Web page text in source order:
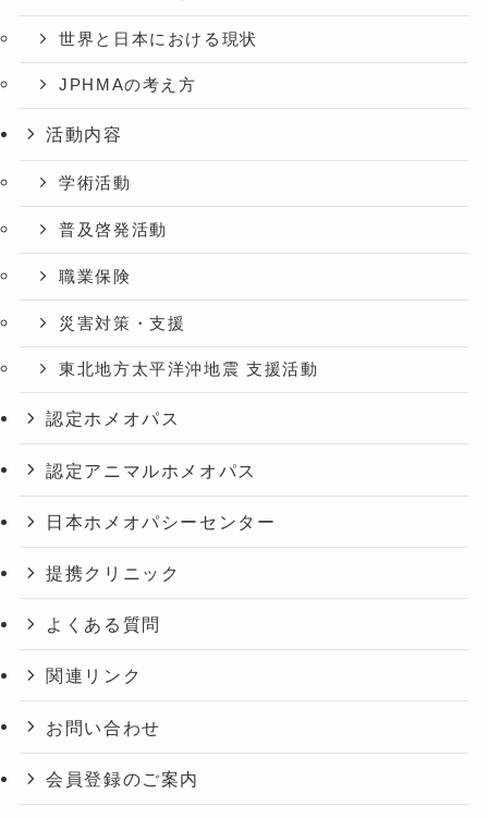
世界と日本における現状
JPHMAの考え方
活動内容
学術活動
普及啓発活動
職業保険
災害対策・支援
東北地方太平洋沖地震 支援活動
認定ホメオパス
認定アニマルホメオパス
日本ホメオパシーセンター
提携クリニック
よくある質問
関連リンク
お問い合わせ
会員登録のご案内